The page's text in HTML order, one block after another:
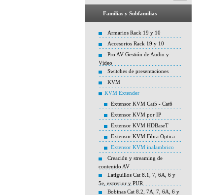
Familias y Subfamilias
Armarios Rack 19 y 10
Accesorios Rack 19 y 10
Pro AV Gestión de Audio y
Vídeo
Switches de presentaciones
KVM
KVM Extender
Extensor KVM Cat5 - Cat6
Extensor KVM por IP
Extensor KVM HDBaseT
Extensor KVM Fibra Optica
Extensor KVM inalambrico
Creación y streaming de
contenido AV
Latiguillos Cat 8.1, 7, 6A, 6 y
5e, extrerior y PUR
Bobinas Cat 8.2, 7A, 7, 6A, 6 y